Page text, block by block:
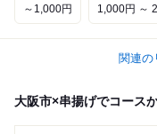
～1,000円 1,000円 ～
関連の
大阪市×串揚げでコース